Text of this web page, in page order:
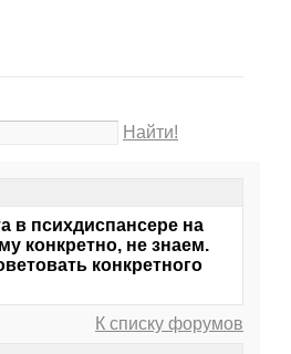
Найти!
в психдиспансере на
конкретно, не знаем.
конкретного
К списку форумов